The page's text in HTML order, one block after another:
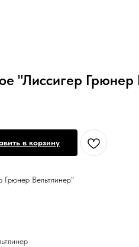
"Лиссигер Грюнер
в корзину
Грюнер Вельтлинер"